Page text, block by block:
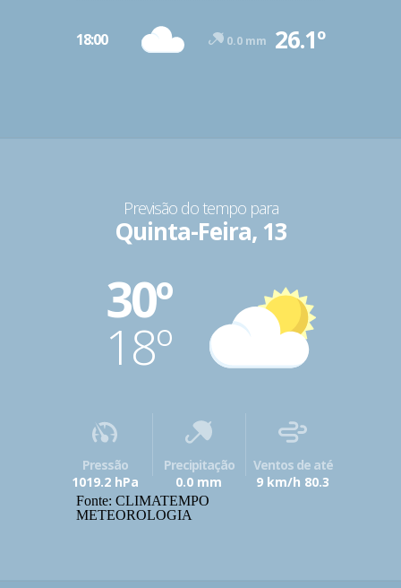
18:00 0.0 mm 26.1º
Previsão do tempo para
Quinta-Feira, 13
30º
18º
Pressão
1019.2 hPa
Precipitação
0.0 mm
Ventos de até
9 km/h 80.3
Fonte: CLIMATEMPO
METEOROLOGIA